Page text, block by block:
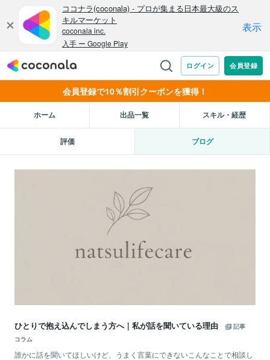
会員登録で10％割引クーポンを獲得！
ホーム 出品一覧 スキル・経歴
評価 ブログ
ひとりで抱え込んでしまう方へ｜私が話を聞いている理由
記事
コラム
誰かに話を聞いてほしいけど、うまく言葉にできないこんなことで相談し